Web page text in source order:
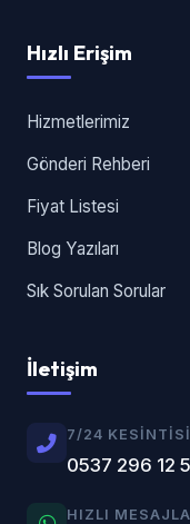
Hızlı Erişim
Hizmetlerimiz
Gönderi Rehberi
Fiyat Listesi
Blog Yazıları
Sık Sorulan Sorular
İletişim
7/24
0537 296 12
HIZLI